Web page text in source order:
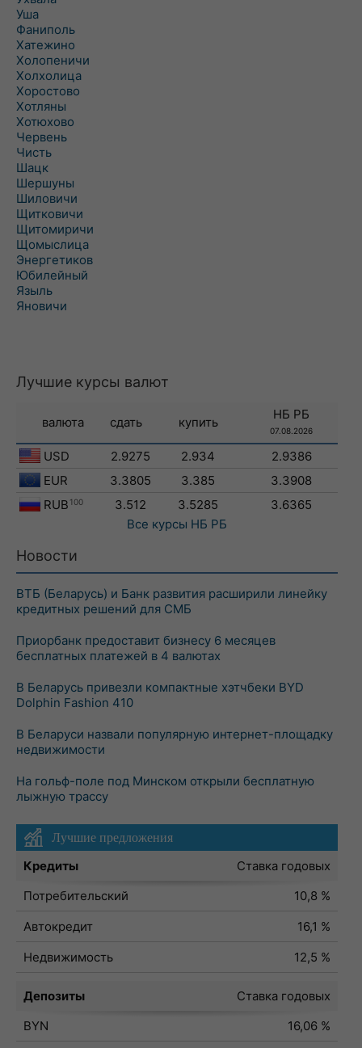
Уша
Фаниполь
Хатежино
Холопеничи
Холхолица
Хоростово
Хотляны
Хотюхово
Червень
Чисть
Шацк
Шершуны
Шиловичи
Щитковичи
Щитомиричи
Щомыслица
Энергетиков
Юбилейный
Языль
Яновичи
Лучшие курсы валют
валюта сдать купить
НБ РБ
07.08.2026
USD 2.9275 2.934
2.9386
EUR
3.3805 3.385
3.3908
RUB 100 3.512 3.5285
3.6365
Все курсы НБ РБ
Новости
ВТБ (Беларусь) и Банк развития расширили линейку
кредитных решений для СМБ
Приорбанк предоставит бизнесу 6 месяцев
бесплатных платежей в 4 валютах
В Беларусь привезли компактные хэтчбеки BYD
Dolphin Fashion 410
В Беларуси назвали популярную интернет-площадку
недвижимости
На гольф-поле под Минском открыли бесплатную
лыжную трассу
Лучшие предложения
Кредиты
Ставка годовых
Потребительский
10,8 %
Автокредит
16,1 %
Недвижимость
12,5 %
Депозиты
Ставка годовых
BYN
16,06 %